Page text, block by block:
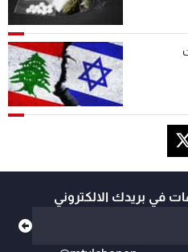
في بريدك الالكتروني